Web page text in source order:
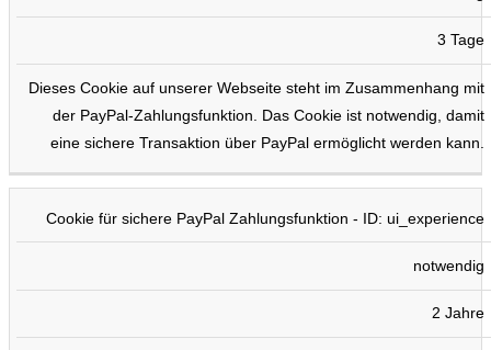
3 Tage
Dieses Cookie auf unserer Webseite steht im Zusammenhang mit
der PayPal-Zahlungsfunktion. Das Cookie ist notwendig, damit
eine sichere Transaktion über PayPal ermöglicht werden kann.
Cookie für sichere PayPal Zahlungsfunktion - ID: ui_experience
notwendig
2 Jahre